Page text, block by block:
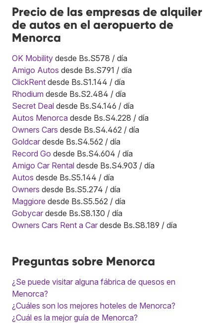
Precio de las empresas de alquiler
de autos en el aeropuerto de
Menorca
OK Mobility desde Bs.S578 / día
Amigo Autos desde Bs.S791 / día
ClickRent desde Bs.S1.144 / día
Rhodium desde Bs.S2.484 / día
Secret Deal desde Bs.S4.146 / día
Autos Menorca desde Bs.S4.228 / día
Owners Cars desde Bs.S4.462 / día
Goldcar desde Bs.S4.562 / día
Record Go desde Bs.S4.604 / día
Amigo Car Rental desde Bs.S4.903 / día
Autos desde Bs.S5.144 / día
Owners desde Bs.S5.274 / día
Maggiore desde Bs.S5.562 / día
Gobycar desde Bs.S8.130 / día
Owners Cars Rent a Car desde Bs.S8.189 / día
Preguntas sobre Menorca
¿Se puede visitar alguna fábrica de quesos en
Menorca?
¿Cuáles son los mejores hoteles de Menorca?
¿Cuál es la mejor guía de Menorca?